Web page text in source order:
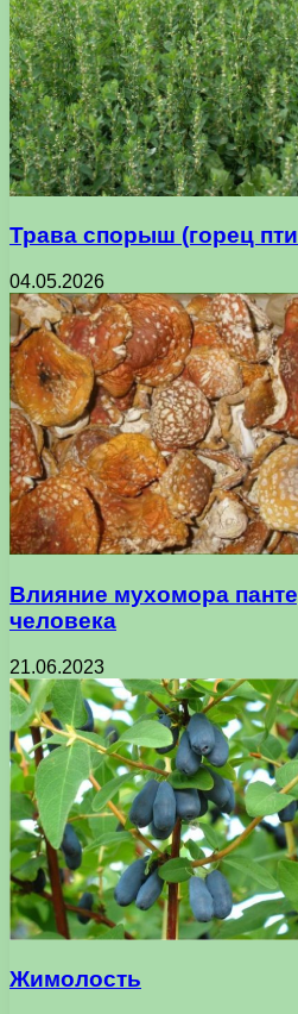
Трава спорыш (горец
04.05.2026
Влияние мухомора
человека
21.06.2023
Жимолость